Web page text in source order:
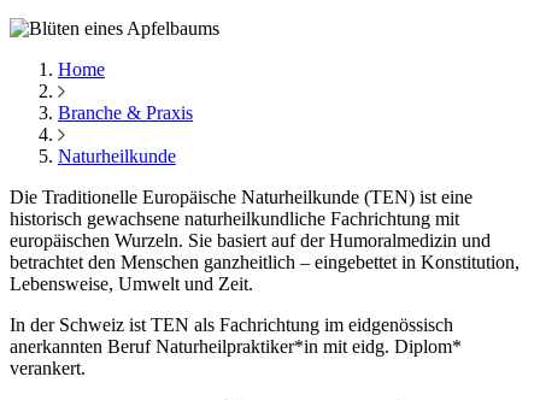
Home
Branche & Praxis
Naturheilkunde
Die Traditionelle Europäische Naturheilkunde (TEN) ist eine
historisch gewachsene naturheilkundliche Fachrichtung mit
europäischen Wurzeln. Sie basiert auf der Humoralmedizin und
betrachtet den Menschen ganzheitlich – eingebettet in Konstitution,
Lebensweise, Umwelt und Zeit.
In der Schweiz ist TEN als Fachrichtung im eidgenössisch
anerkannten Beruf Naturheilpraktiker*in mit eidg. Diplom*
verankert.